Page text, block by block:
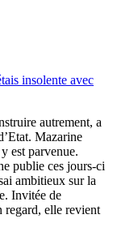
insolente avec
autrement, a
Mazarine
est parvenue.
publie ces jours-ci
ambitieux sur la
Invitée de
regard, elle revient